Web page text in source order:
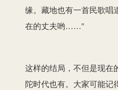
缘。藏地也有一首民歌唱
在的丈夫哟……”
这样的结局，不但是现在
陀时代也有。大家可能记